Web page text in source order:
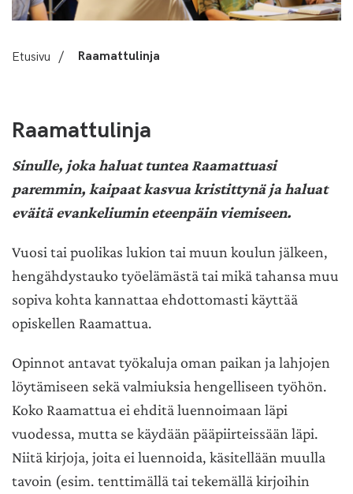
Etusivu / Raamattulinja
Raamattulinja
Sinulle, joka haluat tuntea Raamattuasi
paremmin, kaipaat kasvua kristittynä ja haluat
eväitä evankeliumin eteenpäin viemiseen.
Vuosi tai puolikas lukion tai muun koulun jälkeen,
hengähdystauko työelämästä tai mikä tahansa muu
sopiva kohta kannattaa ehdottomasti käyttää
opiskellen Raamattua.
Opinnot antavat työkaluja oman paikan ja lahjojen
löytämiseen sekä valmiuksia hengelliseen työhön.
Koko Raamattua ei ehditä luennoimaan läpi
vuodessa, mutta se käydään pääpiirteissään läpi.
Niitä kirjoja, joita ei luennoida, käsitellään muulla
tavoin (esim. tenttimällä tai tekemällä kirjoihin